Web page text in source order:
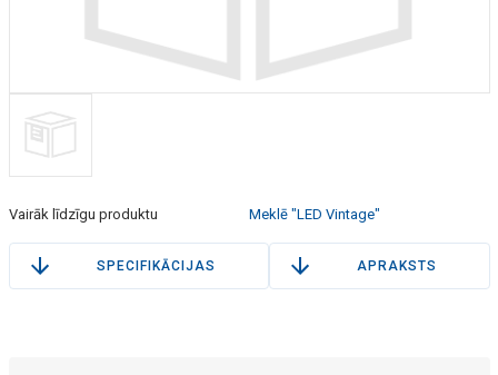
Vairāk līdzīgu produktu Meklē "LED Vintage"
SPECIFIKĀCIJAS APRAKSTS